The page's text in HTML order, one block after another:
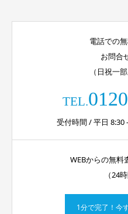
電話での
お問合
（日祝一
TEL.
受付時間 / 平日 8:30
WEBからの無料
（24
1分で完了！今